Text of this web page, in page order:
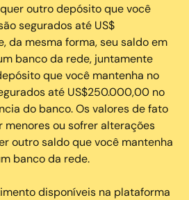
outro depósito que você
segurados até US$
da mesma forma, seu saldo em
banco da rede, juntamente
que você mantenha no
até US$250.000,00 no
do banco. Os valores de fato
menores ou sofrer alterações
outro saldo que você mantenha
banco da rede.
disponíveis na plataforma